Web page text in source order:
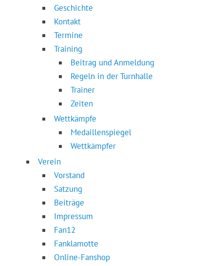
Geschichte
Kontakt
Termine
Training
Beitrag und Anmeldung
Regeln in der Turnhalle
Trainer
Zeiten
Wettkämpfe
Medaillenspiegel
Wettkämpfer
Verein
Vorstand
Satzung
Beiträge
Impressum
Fan12
Fanklamotte
Online-Fanshop